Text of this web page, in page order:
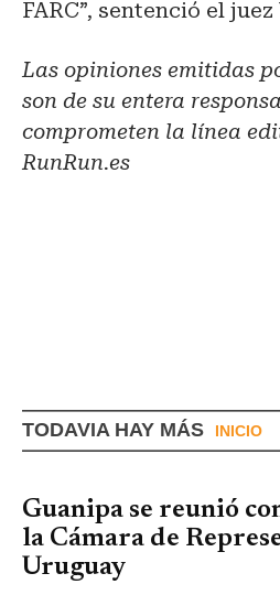
FARC”, sentenció el
Las opiniones emitidas
son de su entera
comprometen la línea
RunRun.es
TODAVIA HAY MÁS INICIO
Guanipa se reunió
la Cámara de
Uruguay